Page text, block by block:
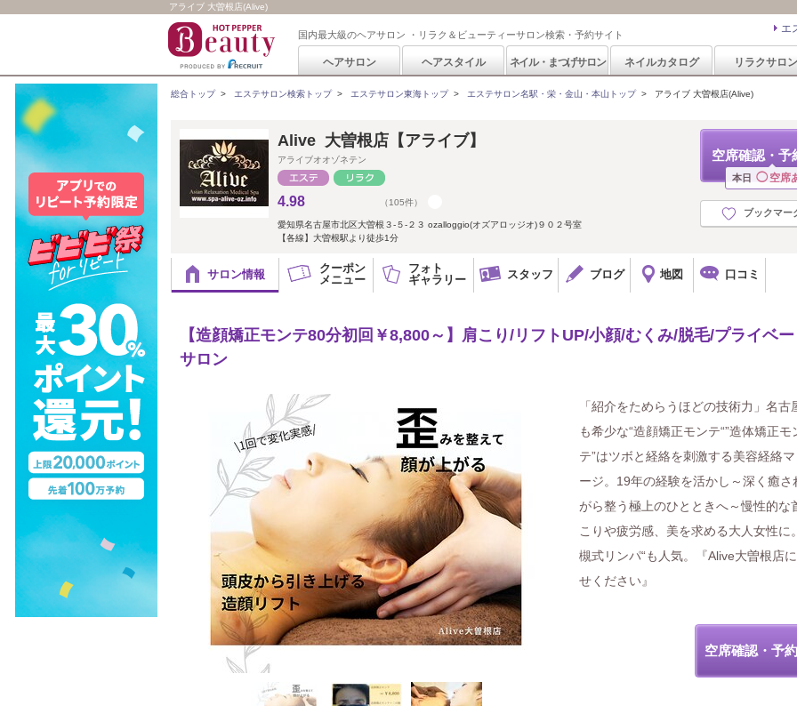
アライブ 大曽根店(Alive)
国内最大級のヘアサロン ・リラク＆ビューティーサロン検索・予約サイト エ
ヘアサロン ヘアスタイル ネイル・まつげサロン ネイルカタログ リラクサロン
総合トップ> エステサロン検索トップ> エステサロン東海トップ> エステサロン名駅・栄・金山・本山トップ> アライブ 大曽根店(Alive)
空席確認・予
本日 ◯ 空席
ブックマー
Alive 大曽根店【アライブ】
アライブオオゾネテン
4.98 （105件）
愛知県名古屋市北区大曽根３-５-２３ ozalloggio(オズアロッジオ)９０２号室
【各線】大曽根駅より徒歩1分
サロン情報
クーポン
メニュー
フォト
ギャラリー
スタッフ ブログ 地図 口コミ
【造顔矯正モンテ80分初回￥8,800～】肩こり/リフトUP/小顔/むくみ/脱毛/プライベ
サロン
「紹介をためらうほどの技術力」名古
も希少な“造顔矯正モンテ“”造体矯正モ
テ”はツボと経絡を刺激する美容経絡
ージ。19年の経験を活かし～深く癒さ
がら整う極上のひとときへ～慢性的な
こりや疲労感、美を求める大人女性に
槻式リンパ“も人気。『Alive大曽根店
せください』
空席確認・予